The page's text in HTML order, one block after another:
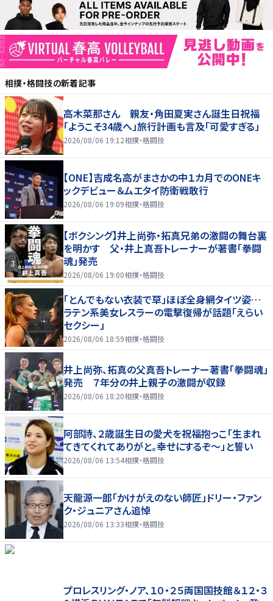
相撲・格闘技の新着記事
高木菜那さん 親友・角田夏実さん誕生日祝福
「ようこそ34歳へ」旅行計画も言及「可愛すぎる」
2026/08/06 19:12相撲・格闘技
【ONE】吉成名高がまさかの中１カ月でのONEキ
ックデビュー＆ムエタイ防衛戦敢行
2026/08/06 19:09相撲・格闘技
【ボクシング】井上尚弥・拓真兄弟の激闘の舞台裏
を明かす 父・井上真吾トレーナーが著書「拳闘
魂」発売
2026/08/06 19:00相撲・格闘技
「とんでもない衣装で草」ほぼ全身網タイツ姿…
ラテン系美女レスラーの電撃復帰が話題「えらい
セクシー」
2026/08/06 18:59相撲・格闘技
井上尚弥、拓真の父真吾トレーナー著書「拳闘魂」
発売 ７年分の井上親子の激闘が収録
2026/08/06 18:20相撲・格闘技
阿部詩、２歳誕生日の愛犬を祝福抱っこ「生まれ
てきてくれてありがと。幸せにするぞ～」と誓い
2026/08/06 13:54相撲・格闘技
天龍源一郎「かけがえのない師匠」ドリー・ファン
ク・ジュニアさん追悼
2026/08/06 13:33相撲・格闘技
プロレスリング・ノア、１０・２５両国国技館＆１２・３